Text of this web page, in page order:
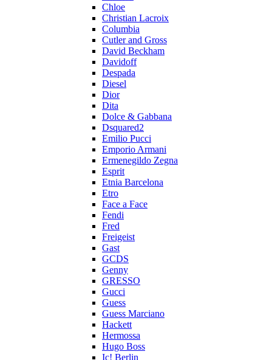
Chloe
Christian Lacroix
Columbia
Cutler and Gross
David Beckham
Davidoff
Despada
Diesel
Dior
Dita
Dolce & Gabbana
Dsquared2
Emilio Pucci
Emporio Armani
Ermenegildo Zegna
Esprit
Etnia Barcelona
Etro
Face a Face
Fendi
Fred
Freigeist
Gast
GCDS
Genny
GRESSO
Gucci
Guess
Guess Marciano
Hackett
Hermossa
Hugo Boss
Ic! Berlin